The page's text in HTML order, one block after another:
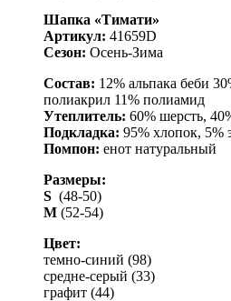
Шапка «Тимати»
Артикул: 41659D
Сезон: Осень-Зима
Состав: 12% альпака беби
полиакрил 11% полиамид
Утеплитель: 60% шерсть,
Подкладка: 95% хлопок, 5%
Помпон: енот натуральный
Размеры:
S (48-50)
M (52-54)
Цвет:
темно-синий (98)
средне-серый (33)
графит (44)